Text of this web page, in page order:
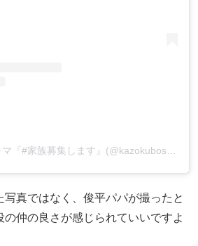
写真ではなく、俊平パパが撮ったと
の仲の良さが感じられていいですよ